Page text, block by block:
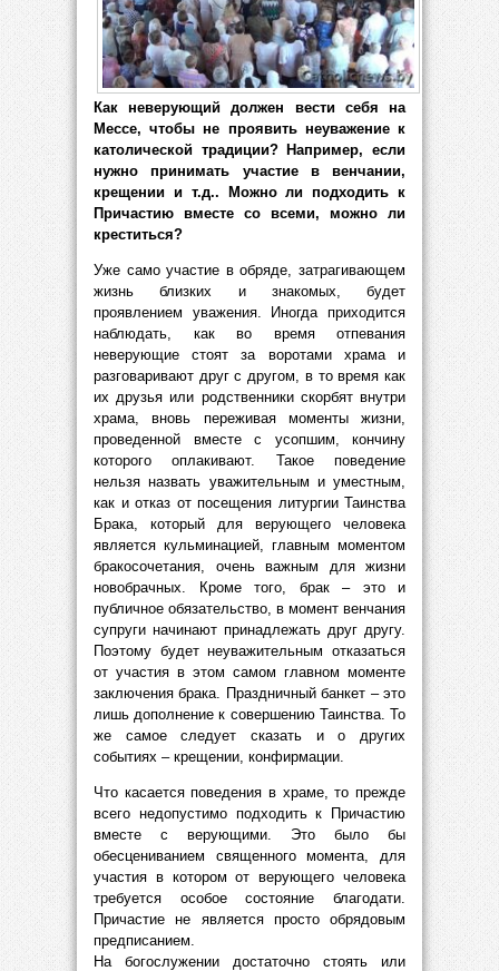
Как неверующий должен вести себя на
Мессе, чтобы не проявить неуважение к
католической традиции? Например, если
нужно принимать участие в венчании,
крещении и т.д.. Можно ли подходить к
Причастию вместе со всеми, можно ли
креститься?
Уже само участие в обряде, затрагивающем
жизнь близких и знакомых, будет
проявлением уважения. Иногда приходится
наблюдать, как во время отпевания
неверующие стоят за воротами храма и
разговаривают друг с другом, в то время как
их друзья или родственники скорбят внутри
храма, вновь переживая моменты жизни,
проведенной вместе с усопшим, кончину
которого оплакивают. Такое поведение
нельзя назвать уважительным и уместным,
как и отказ от посещения литургии Таинства
Брака, который для верующего человека
является кульминацией, главным моментом
бракосочетания, очень важным для жизни
новобрачных. Кроме того, брак – это и
публичное обязательство, в момент венчания
супруги начинают принадлежать друг другу.
Поэтому будет неуважительным отказаться
от участия в этом самом главном моменте
заключения брака. Праздничный банкет – это
лишь дополнение к совершению Таинства. То
же самое следует сказать и о других
событиях – крещении, конфирмации.
Что касается поведения в храме, то прежде
всего недопустимо подходить к Причастию
вместе с верующими. Это было бы
обесцениванием священного момента, для
участия в котором от верующего человека
требуется особое состояние благодати.
Причастие не является просто обрядовым
предписанием.
На богослужении достаточно стоять или